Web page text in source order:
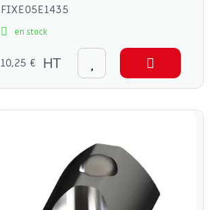
FIXE05E1435
en stock
10,25 € HT